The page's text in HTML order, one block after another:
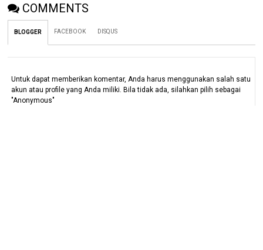
COMMENTS
BLOGGER FACEBOOK DISQUS
Untuk dapat memberikan komentar, Anda harus menggunakan salah satu
akun atau profile yang Anda miliki. Bila tidak ada, silahkan pilih sebagai
"Anonymous"